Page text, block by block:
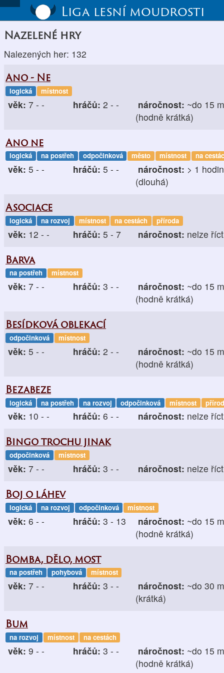
Liga lesní moudrosti
Nazelené hry
Nalezených her: 132
Ano - Ne
logická místnost
věk: 7 - - hráčů: 2 - - náročnost: ~do 15
(hodně krátká)
Ano ne
logická na postřeh odpočinková město místnost na
věk: 5 - - hráčů: 5 - - náročnost: > 1
(dlouhá)
Asociace
logická na rozvoj místnost na cestách příroda
věk: 12 - - hráčů: 5 - 7 náročnost: nelze říct
Barva
na postřeh místnost
věk: 7 - - hráčů: 3 - - náročnost: ~do 15
(hodně krátká)
Besídková oblekací
odpočinková místnost
věk: 5 - - hráčů: 2 - - náročnost: ~do 15
(hodně krátká)
Bezabeze
logická na postřeh na rozvoj odpočinková místnost
věk: 10 - - hráčů: 6 - - náročnost: nelze říct
Bingo trochu jinak
odpočinková místnost
věk: 7 - - hráčů: 3 - - náročnost: nelze říct
Boj o láhev
logická na rozvoj odpočinková místnost
věk: 6 - - hráčů: 3 - 13 náročnost: ~do 15
(hodně krátká)
Bomba, dělo, most
na postřeh pohybová místnost
věk: 7 - - hráčů: 3 - - náročnost: ~do 30
(krátká)
Bum
na rozvoj místnost na cestách
věk: 9 - - hráčů: 3 - - náročnost: ~do 15
(hodně krátká)